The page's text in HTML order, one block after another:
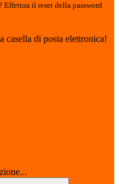
Effettua il reset della password
casella di posta elettronica!